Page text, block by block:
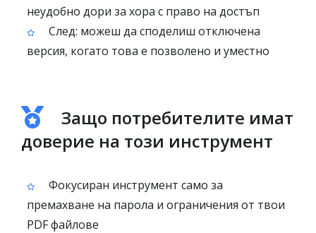
неудобно дори за хора с право на достъп
След: можеш да споделиш отключена
версия, когато това е позволено и уместно
Защо потребителите имат
доверие на този инструмент
Фокусиран инструмент само за
премахване на парола и ограничения от твои
PDF файлове